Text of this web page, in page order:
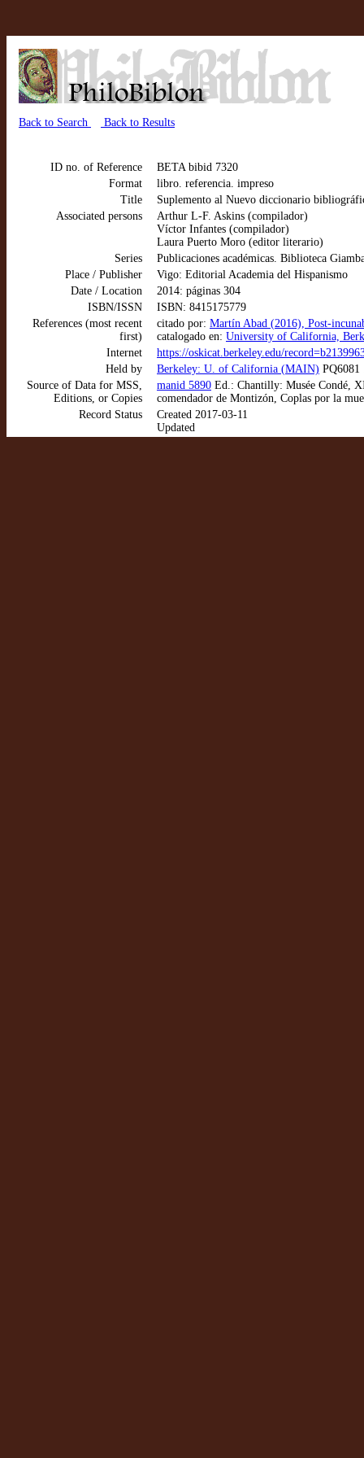
Back to Search Back to Results
ID no. of Reference
BETA bibid 7320
Format
libro. referencia. impreso
Title
Suplemento al Nuevo diccionario
Associated persons
Arthur L-F. Askins (compilador)
Víctor Infantes (compilador)
Laura Puerto Moro (editor literario)
Series
Publicaciones académicas. Biblioteca
Place / Publisher
Vigo: Editorial Academia del Hispanismo
Date / Location
2014: páginas 304
ISBN/ISSN
ISBN: 8415175779
References (most recent
first)
citado por: Martín Abad (2016), Post-
catalogado en: University of California,
Internet
https://oskicat.berkeley.edu/
Held by
Berkeley: U. of California (MAIN) PQ6081
Source of Data for MSS,
Editions, or Copies
manid 5890 Ed.: Chantilly: Musée Condé,
comendador de Montizón, Coplas por la
Record Status
Created 2017-03-11
Updated